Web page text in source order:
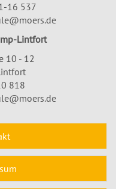
16 537
Lintfort
10 - 12
818